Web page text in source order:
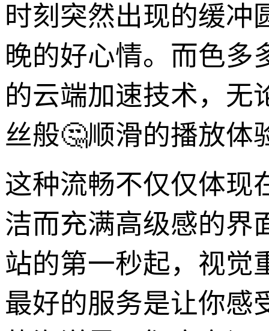
时刻突然出现的缓冲
晚的好心情。而色多
的云端加速技术，无
丝般🤔顺滑的播放体
这种流畅不仅仅体现
洁而充满高级感的界
站的第一秒起，视觉
最好的服务是让你感